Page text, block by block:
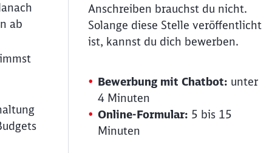
ab
Anschreiben brauchst du nicht.
Solange diese Stelle veröffentlicht
ist, kannst du dich bewerben.
Bewerbung mit Chatbot: unter
4 Minuten
Online-Formular: 5 bis 15
Minuten